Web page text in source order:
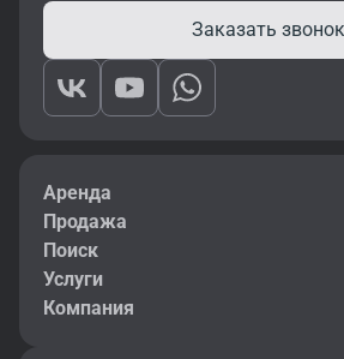
Заказать звонок
Аренда
Продажа
Поиск
Услуги
Компания